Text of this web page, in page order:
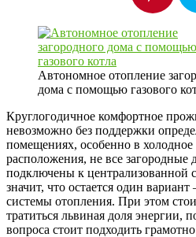
Автономное отопление
дома с помощью газового
Круглогодичное комфортное
невозможно без поддержки
помещениях, особенно в холодное
расположения, не все загородные
подключены к централизованной
значит, что остается один
системы отопления. При этом
тратиться львиная доля энергии,
вопроса стоит подходить